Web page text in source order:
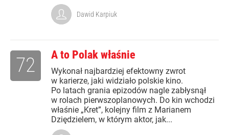
Dawid Karpiuk
A to Polak właśnie
Wykonał najbardziej efektowny zwrot
w karierze, jaki widziało polskie kino.
Po latach grania epizodów nagle zabłysnął
w rolach pierwszoplanowych. Do kin wchodzi
właśnie „Kret”, kolejny film z Marianem
Dziędzielem, w którym aktor, jak...
72